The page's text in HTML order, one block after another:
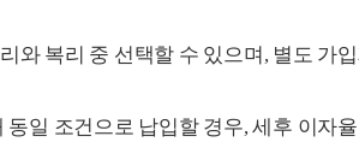
와 복리 중 선택할 수 있으며, 별도 가
일 조건으로 납입할 경우, 세후 이자